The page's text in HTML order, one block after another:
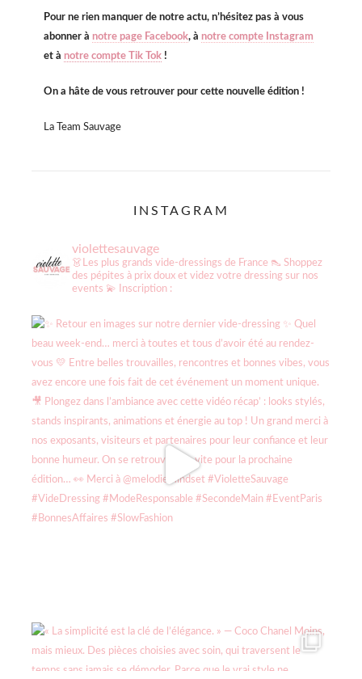
Pour ne rien manquer de notre actu, n’hésitez pas à vous
abonner à notre page Facebook, à notre compte Instagram
et à notre compte Tik Tok !
On a hâte de vous retrouver pour cette nouvelle édition !
La Team Sauvage
INSTAGRAM
violettesauvage
👗Les plus grands vide-dressings de France 👠 Shoppez
des pépites à prix doux et videz votre dressing sur nos
events 💫 Inscription :